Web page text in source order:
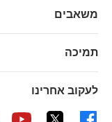
משאבים
תמיכה
לעקוב אחרינו